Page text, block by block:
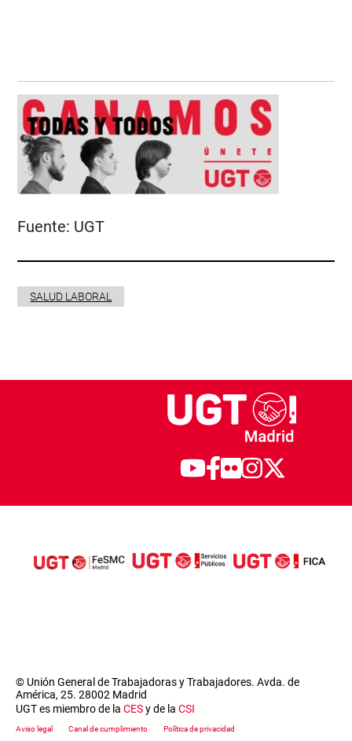
Fuente: UGT
SALUD LABORAL
© Unión General de Trabajadoras y Trabajadores. Avda. de
América, 25. 28002 Madrid
UGT es miembro de la CESy de la CSI
Footer menu
Aviso legal Canal de cumplimiento Política de privacidad